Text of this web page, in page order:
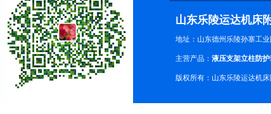
山东乐陵运达机床
地址：山东德州乐陵孙寨工
主营产品： 液压支架立柱防
版权所有：山东乐陵运达机